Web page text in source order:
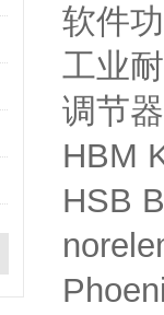
软件
工业
调节
HBM
HSB